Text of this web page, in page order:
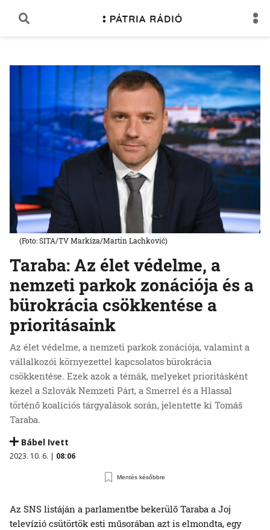
Taraba: Az élet védelme, a
nemzeti parkok zonációja és a
bürokrácia csökkentése a
prioritásaink
Az élet védelme, a nemzeti parkok zonációja, valamint a
vállalkozói környezettel kapcsolatos bürokrácia
csökkentése. Ezek azok a témák, melyeket prioritásként
kezel a Szlovák Nemzeti Párt, a Smerrel és a Hlassal
történő koalíciós tárgyalások során, jelentette ki Tomáš
Taraba.
Bábel Ivett
2023. 10. 6. | 08:06
Mentés későbbre
(Foto: SITA/TV Markíza/Martin Lachkovič)
Az SNS listáján a parlamentbe bekerülő Taraba a Joj
televízió csütörtök esti műsorában azt is elmondta, egy